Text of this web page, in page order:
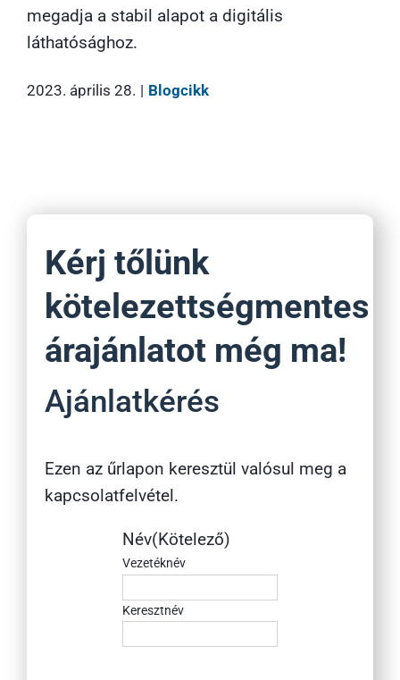
megadja a stabil alapot a digitális
láthatósághoz.
2023. április 28. | Blogcikk
Kérj tőlünk
kötelezettségmentes
árajánlatot még ma!
Ajánlatkérés
Ezen az űrlapon keresztül valósul meg a
kapcsolatfelvétel.
Név(Kötelező)
Vezetéknév
Keresztnév